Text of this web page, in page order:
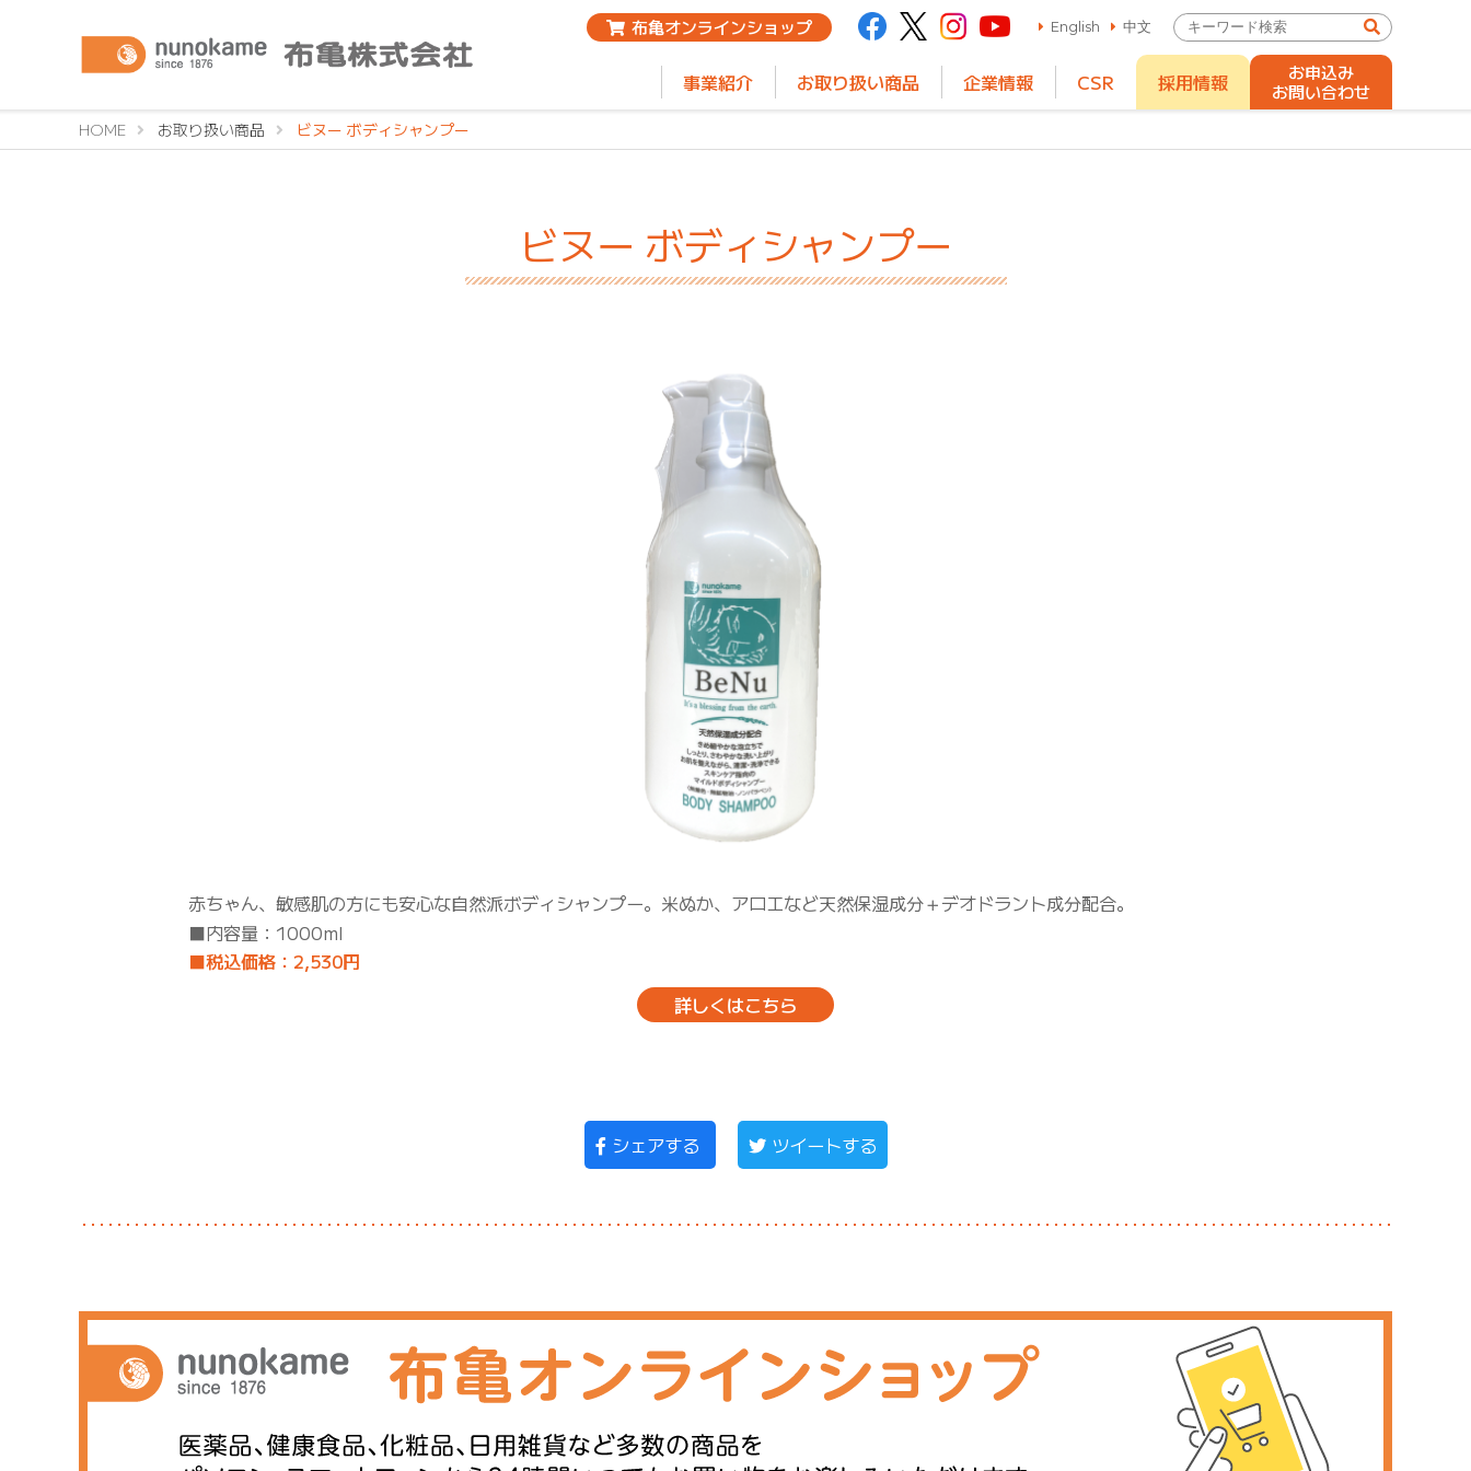
布亀オンラインショップ English 中文
事業紹介 お取り扱い商品 企業情報 CSR 採用情報
お申込み
お問い合わせ
HOME お取り扱い商品 ビヌー ボディシャンプー
ビヌー ボディシャンプー
赤ちゃん、敏感肌の方にも安心な自然派ボディシャンプー。米ぬか、アロエなど天然保湿成分＋デオドラント成分配合。
■内容量：1000ml
■税込価格：2,530円
詳しくはこちら
シェアする ツイートする